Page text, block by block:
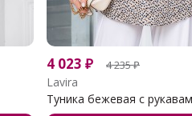
4 023 ₽ 4 235₽
Lavira
Туника бежевая с